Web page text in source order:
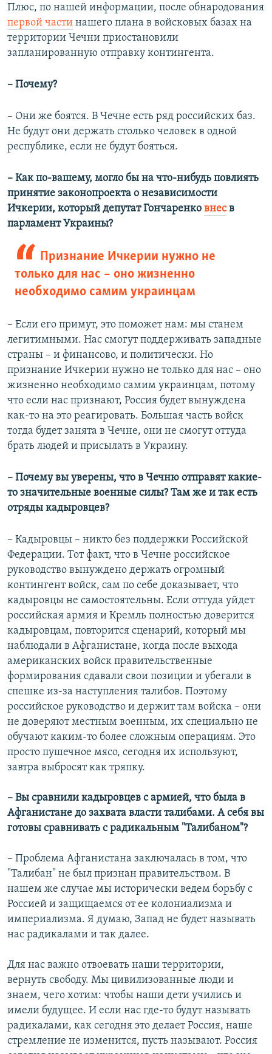
Плюс, по нашей информации, после обнародования
первой части нашего плана в войсковых базах на
территории Чечни приостановили
запланированную отправку контингента.
– Почему?
– Они же боятся. В Чечне есть ряд российских баз.
Не будут они держать столько человек в одной
республике, если не будут бояться.
– Как по-вашему, могло бы на что-нибудь повлиять
принятие законопроекта о независимости
Ичкерии, который депутат Гончаренко внесв
парламент Украины?
Признание Ичкерии нужно не
только для нас – оно жизненно
необходимо самим украинцам
– Если его примут, это поможет нам: мы станем
легитимными. Нас смогут поддерживать западные
страны – и финансово, и политически. Но
признание Ичкерии нужно не только для нас – оно
жизненно необходимо самим украинцам, потому
что если нас признают, Россия будет вынуждена
как-то на это реагировать. Большая часть войск
тогда будет занята в Чечне, они не смогут оттуда
брать людей и присылать в Украину.
– Почему вы уверены, что в Чечню отправят какие-
то значительные военные силы? Там же и так есть
отряды кадыровцев?
– Кадыровцы – никто без поддержки Российской
Федерации. Тот факт, что в Чечне российское
руководство вынуждено держать огромный
контингент войск, сам по себе доказывает, что
кадыровцы не самостоятельны. Если оттуда уйдет
российская армия и Кремль полностью доверится
кадыровцам, повторится сценарий, который мы
наблюдали в Афганистане, когда после выхода
американских войск правительственные
формирования сдавали свои позиции и убегали в
спешке из-за наступления талибов. Поэтому
российское руководство и держит там войска – они
не доверяют местным военным, их специально не
обучают каким-то более сложным операциям. Это
просто пушечное мясо, сегодня их используют,
завтра выбросят как тряпку.
– Вы сравнили кадыровцев с армией, что была в
Афганистане до захвата власти талибами. А себя вы
готовы сравнивать с радикальным "Талибаном"?
– Проблема Афганистана заключалась в том, что
"Талибан" не был признан правительством. В
нашем же случае мы исторически ведем борьбу с
Россией и защищаемся от ее колониализма и
империализма. Я думаю, Запад не будет называть
нас радикалами и так далее.
Для нас важно отвоевать наши территории,
вернуть свободу. Мы цивилизованные люди и
знаем, чего хотим: чтобы наши дети учились и
имели будущее. И если нас где-то будут называть
радикалами, как сегодня это делает Россия, наше
стремление не изменится, пусть называют. Россия